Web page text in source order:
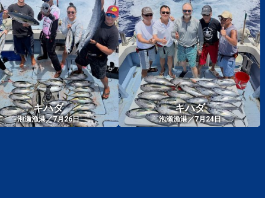
キハダ
泡瀬漁港／7月26日
キハダ
泡瀬漁港／7月24日